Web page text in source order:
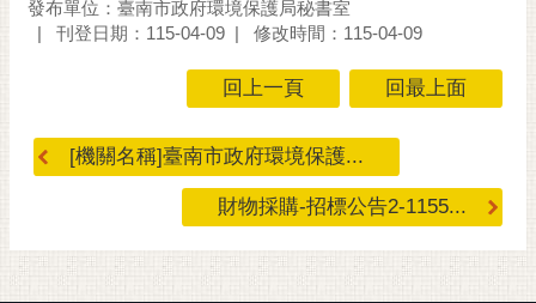
發布單位：臺南市政府環境保護局秘書室
刊登日期：115-04-09
修改時間：115-04-09
回上一頁 回最上面
[機關名稱]臺南市政府環境保護...
財物採購-招標公告2-1155...